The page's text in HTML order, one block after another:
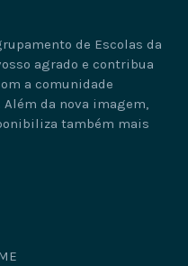
de Escolas da
agrado e contribua
a comunidade
da nova imagem,
também mais